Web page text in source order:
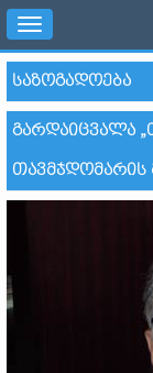
Toggle
navigation
ᲡᲐᲖᲝᲒᲐᲓᲝᲔᲑᲐ
ᲒᲐᲠᲓᲐᲘᲪᲕᲐᲚᲐ
ᲗᲐᲕᲛᲯᲓᲝᲛᲐᲠᲘᲡ